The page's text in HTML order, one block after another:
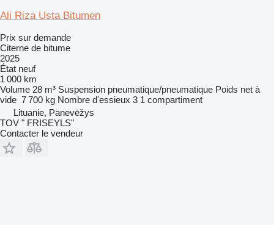
Ali Riza Usta Bitumen
Prix sur demande
Citerne de bitume
2025
État neuf
1 000 km
Volume 28 m³ Suspension pneumatique/pneumatique Poids net à
vide 7 700 kg Nombre d'essieux 3 1 compartiment
Lituanie, Panevėžys
TOV " FRISEYLS"
Contacter le vendeur